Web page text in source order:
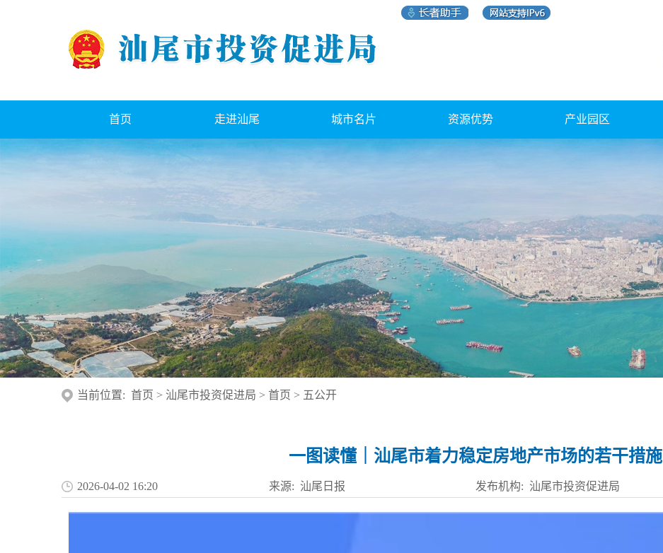
首页 走进汕尾 城市名片 资源优势 产业园区
当前位置: 首页 > 汕尾市投资促进局 > 首页 > 五公开
一图读懂｜汕尾市着力稳定房地产市场的若干措施
2026-04-02 16:20 来源: 汕尾日报 发布机构: 汕尾市投资促进局